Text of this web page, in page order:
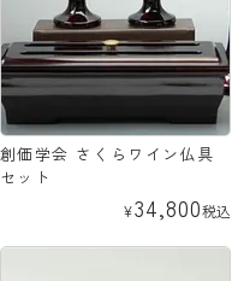
創価学会 さくらワイン仏具
セット
¥34,800税込